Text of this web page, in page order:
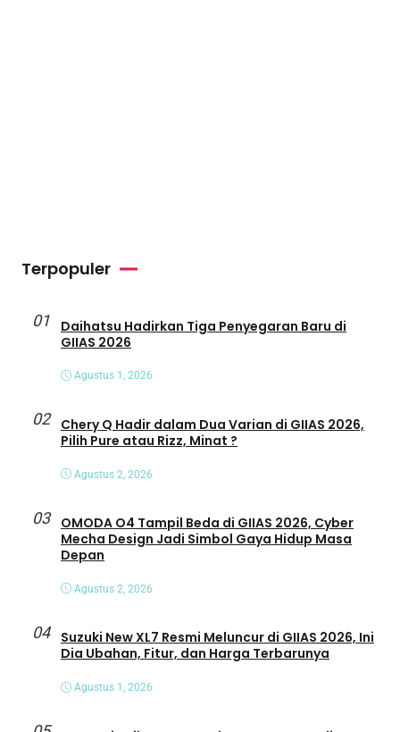
Terpopuler
01
Daihatsu Hadirkan Tiga Penyegaran Baru di
GIIAS 2026
Agustus 1, 2026
02
Chery Q Hadir dalam Dua Varian di GIIAS 2026,
Pilih Pure atau Rizz, Minat ?
Agustus 2, 2026
03
OMODA O4 Tampil Beda di GIIAS 2026, Cyber
Mecha Design Jadi Simbol Gaya Hidup Masa
Depan
Agustus 2, 2026
04
Suzuki New XL7 Resmi Meluncur di GIIAS 2026, Ini
Dia Ubahan, Fitur, dan Harga Terbarunya
Agustus 1, 2026